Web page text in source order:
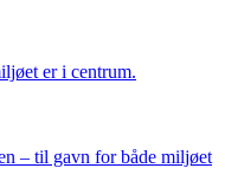
er i centrum.
– til gavn for både miljøet